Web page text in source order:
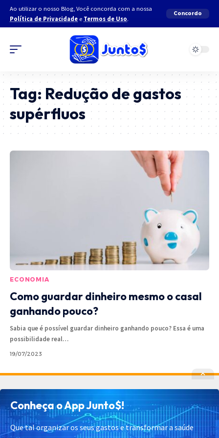
Ao utilizar o nosso Blog, Você concorda com a nossa
Política de Privacidade e Termos de Uso.
Concordo
Tag: Redução de gastos
supérfluos
ECONOMIA
Como guardar dinheiro mesmo o casal
ganhando pouco?
Sabia que é possível guardar dinheiro ganhando pouco? Essa é uma
possibilidade real…
19/07/2023
Termos de Uso Contato Cadastrar Quem Somos
Conheça o App Junto$!
Que tal organizar os seus gastos e transformar a saúde